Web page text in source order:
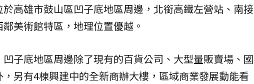
高雄市鼓山區凹子底地區周邊，北銜高鐵左營站、南接
美術館特區，地理位置優越。
子底地區周邊除了現有的百貨公司、大型量販賣場、國
另有4棟興建中的全新商辦大樓，區域商業發展動能看